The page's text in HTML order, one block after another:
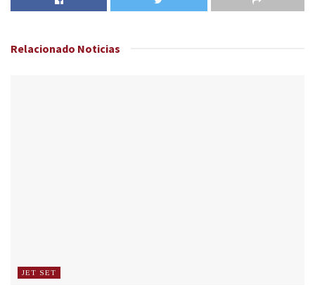
Relacionado Noticias
JET SET